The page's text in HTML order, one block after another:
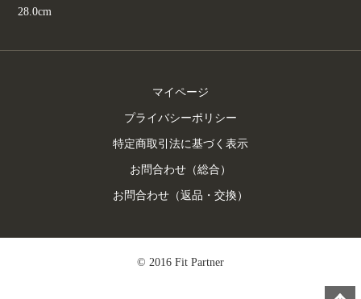
28.0cm
マイページ
プライバシーポリシー
特定商取引法に基づく表示
お問合わせ（総合）
お問合わせ（返品・交換）
© 2016 Fit Partner